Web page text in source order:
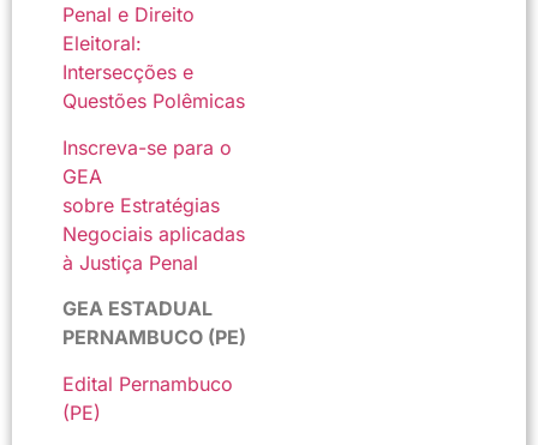
Penal e Direito
Eleitoral:
Intersecções e
Questões Polêmicas
Inscreva-se para o
GEA
sobre Estratégias
Negociais aplicadas
à Justiça Penal
GEA ESTADUAL
PERNAMBUCO (PE)
Edital Pernambuco
(PE)